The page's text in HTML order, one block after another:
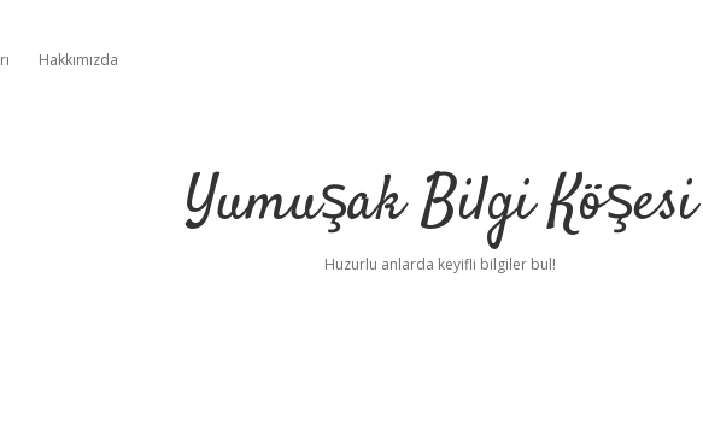
Hakkımızda
Yumuşak Bilgi Köşesi
Huzurlu anlarda keyifli bilgiler bul!